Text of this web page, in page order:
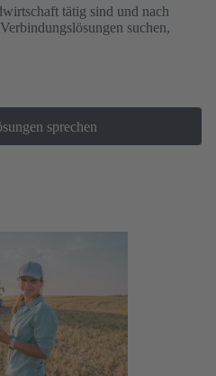
tätig sind und nach
suchen,
sprechen